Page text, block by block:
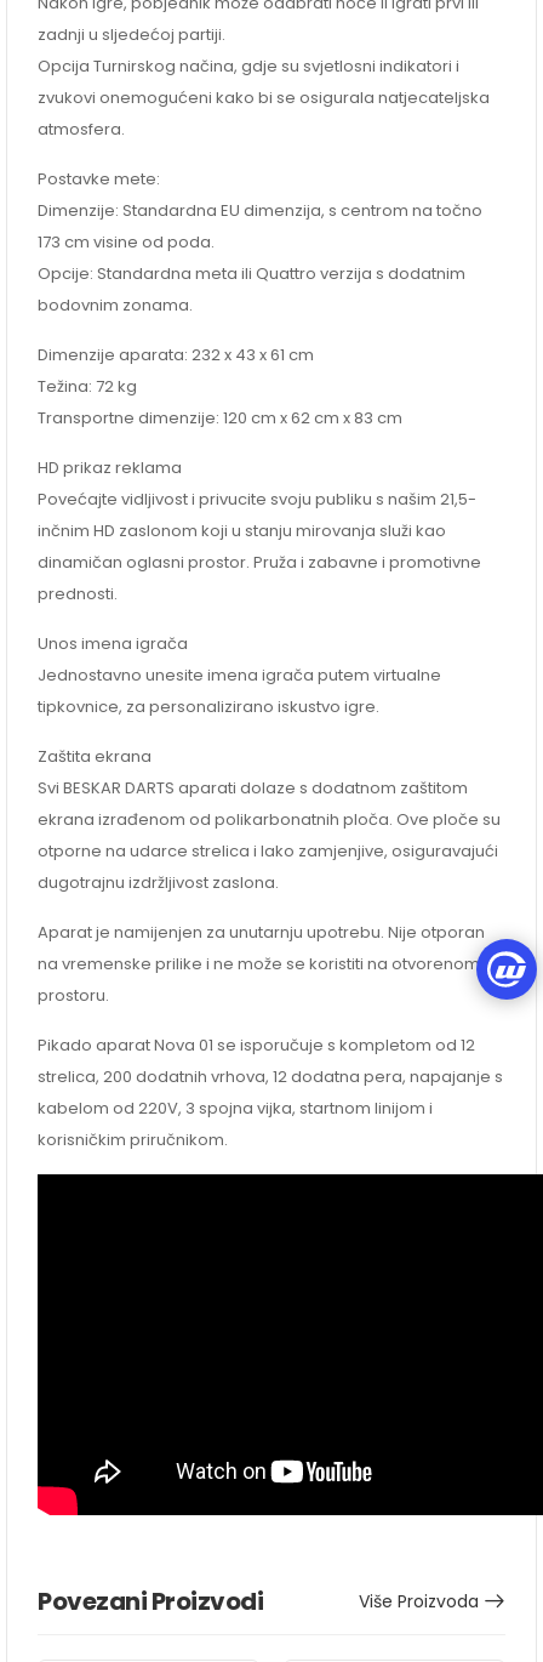
zadnji u sljedećoj partiji.
Opcija Turnirskog načina, gdje su svjetlosni indikatori i
zvukovi onemogućeni kako bi se osigurala natjecateljska
atmosfera.
Postavke mete:
Dimenzije: Standardna EU dimenzija, s centrom na točno
173 cm visine od poda.
Opcije: Standardna meta ili Quattro verzija s dodatnim
bodovnim zonama.
Dimenzije aparata: 232 x 43 x 61 cm
Težina: 72 kg
Transportne dimenzije: 120 cm x 62 cm x 83 cm
HD prikaz reklama
Povećajte vidljivost i privucite svoju publiku s našim 21,5-
inčnim HD zaslonom koji u stanju mirovanja služi kao
dinamičan oglasni prostor. Pruža i zabavne i promotivne
prednosti.
Unos imena igrača
Jednostavno unesite imena igrača putem virtualne
tipkovnice, za personalizirano iskustvo igre.
Zaštita ekrana
Svi BESKAR DARTS aparati dolaze s dodatnom zaštitom
ekrana izrađenom od polikarbonatnih ploča. Ove ploče su
otporne na udarce strelica i lako zamjenjive, osiguravajući
dugotrajnu izdržljivost zaslona.
Aparat je namijenjen za unutarnju upotrebu. Nije otporan
na vremenske prilike i ne može se koristiti na otvorenom
prostoru.
Pikado aparat Nova 01 se isporučuje s kompletom od 12
strelica, 200 dodatnih vrhova, 12 dodatna pera, napajanje s
kabelom od 220V, 3 spojna vijka, startnom linijom i
korisničkim priručnikom.
Povezani Proizvodi Više Proizvoda